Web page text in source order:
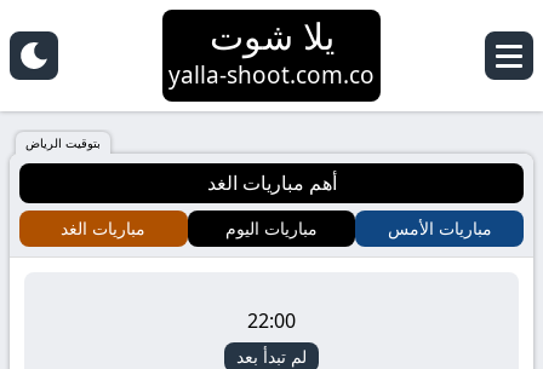
يلا شوت
yalla-shoot.com.co
بتوقيت الرياض
أهم مباريات الغد
مباريات الأمس مباريات اليوم مباريات الغد
22:00
لم تبدأ بعد